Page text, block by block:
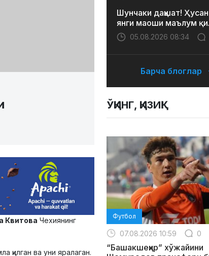
Квитова Чехиянинг
қилган ва уни яралаган.
Шунчаки даҳшат!
янги маоши маълум
05.08.2026 08:34
Барча блоглар
ЎҚИНГ, ҚИЗИҚ!
Футбол
07.08.2026 10:59 0
“Башакшеҳир” хўжайини